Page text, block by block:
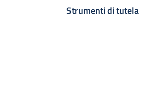
Strumenti di tutela